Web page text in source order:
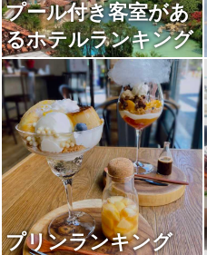
プール付き客室があ
るホテルランキング
プリンランキング